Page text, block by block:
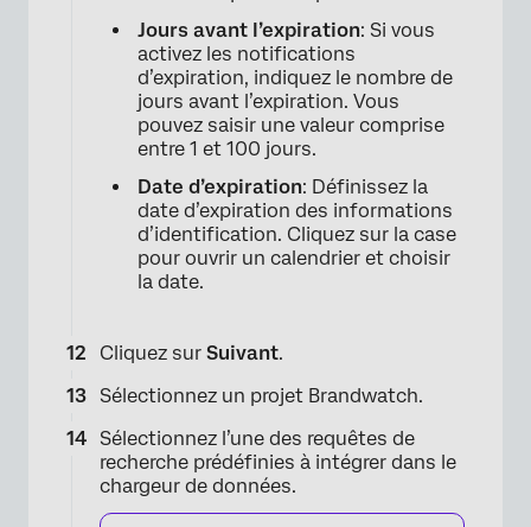
Jours avant l’expiration: Si vous
activez les notifications
d’expiration, indiquez le nombre de
jours avant l’expiration. Vous
pouvez saisir une valeur comprise
entre 1 et 100 jours.
Date d’expiration: Définissez la
date d’expiration des informations
d’identification. Cliquez sur la case
pour ouvrir un calendrier et choisir
la date.
Cliquez sur Suivant.
Sélectionnez un projet Brandwatch.
Sélectionnez l’une des requêtes de
recherche prédéfinies à intégrer dans le
chargeur de données.